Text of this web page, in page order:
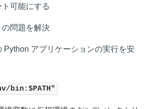
可能にする
問題を解決
Python アプリケーションの実行を安
bin:$PATH"